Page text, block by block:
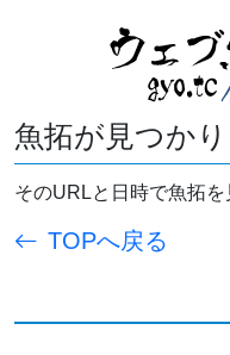
魚拓が見つかり
そのURLと日時で魚拓を
TOPへ戻る